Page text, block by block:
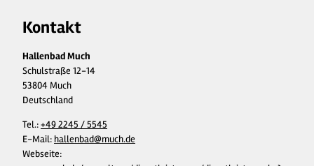
Kontakt
Hallenbad Much
Schulstraße 12-14
53804 Much
Deutschland
Tel.:+49 2245 / 5545
E-Mail: hallenbad@much.de
Webseite: